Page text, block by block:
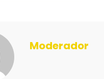
Moderador